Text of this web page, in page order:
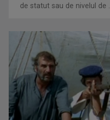
de statut sau de nivelul de ...